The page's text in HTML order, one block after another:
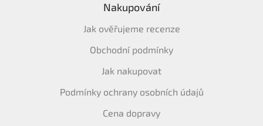
Nakupování
Jak ověřujeme recenze
Obchodní podmínky
Jak nakupovat
Podmínky ochrany osobních údajů
Cena dopravy